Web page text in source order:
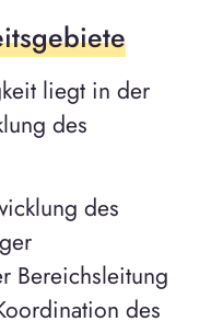
liegt in der
des
des
Bereichsleitung
des